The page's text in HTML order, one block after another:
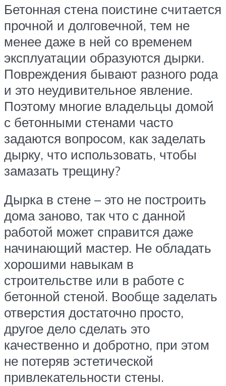
Бетонная стена поистине считается
прочной и долговечной, тем не
менее даже в ней со временем
эксплуатации образуются дырки.
Повреждения бывают разного рода
и это неудивительное явление.
Поэтому многие владельцы домой
с бетонными стенами часто
задаются вопросом, как заделать
дырку, что использовать, чтобы
замазать трещину?
Дырка в стене – это не построить
дома заново, так что с данной
работой может справится даже
начинающий мастер. Не обладать
хорошими навыкам в
строительстве или в работе с
бетонной стеной. Вообще заделать
отверстия достаточно просто,
другое дело сделать это
качественно и добротно, при этом
не потеряв эстетической
привлекательности стены.